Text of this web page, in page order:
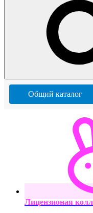
Общий каталог
Лицензионая